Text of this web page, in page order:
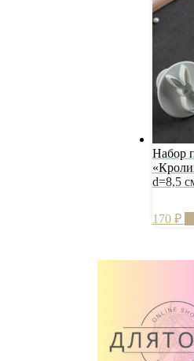
Набор
d=8,5
170 ₽